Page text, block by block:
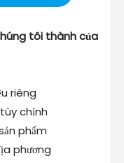
tôi thành của
riêng
chỉnh
phẩm
phương